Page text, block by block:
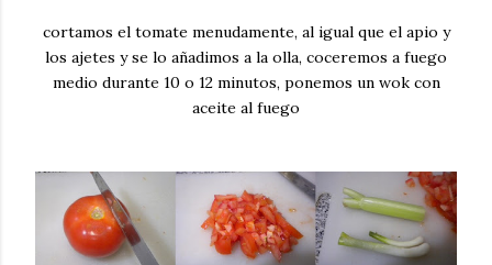
cortamos el tomate menudamente, al igual que el apio y
los ajetes y se lo añadimos a la olla, coceremos a fuego
medio durante 10 o 12 minutos, ponemos un wok con
aceite al fuego